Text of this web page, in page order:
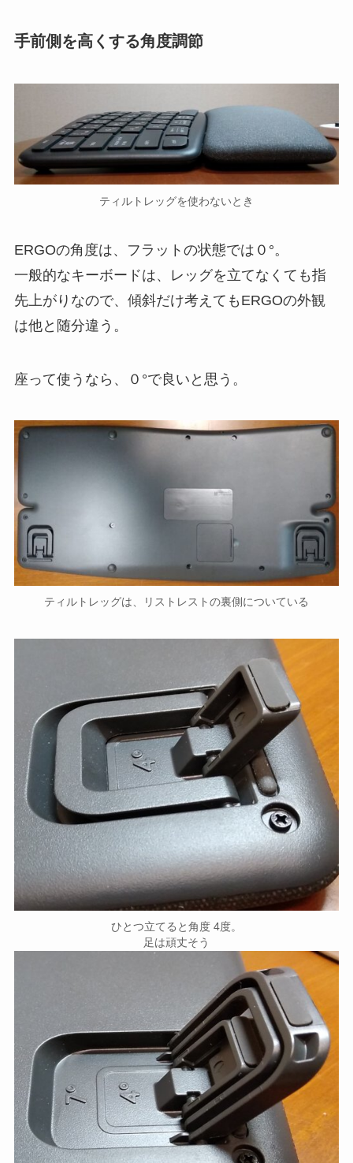
手前側を高くする角度調節
ティルトレッグを使わないとき
ERGOの角度は、フラットの状態では０°。
一般的なキーボードは、レッグを立てなくても指
先上がりなので、傾斜だけ考えてもERGOの外観
は他と随分違う。
座って使うなら、０°で良いと思う。
ティルトレッグは、リストレストの裏側についている
ひとつ立てると角度 4度。
足は頑丈そう